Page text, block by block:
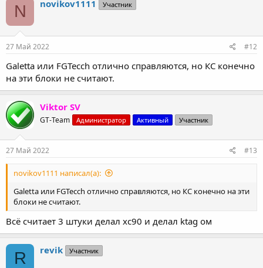
N novikov1111 Участник
27 Май 2022 #12
Galetta или FGTecch отлично справляются, но КС конечно
на эти блоки не считают.
Viktor SV
GT-Team Администратор Активный Участник
27 Май 2022 #13
novikov1111 написал(а):
Galetta или FGTecch отлично справляются, но КС конечно на эти
блоки не считают.
Всё считает 3 штуки делал xc90 и делал ktag ом
R revik Участник